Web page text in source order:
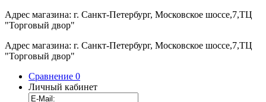
Адрес магазина: г. Санкт-Петербург, Московское шоссе,7,ТЦ
"Торговый двор"
Адрес магазина: г. Санкт-Петербург, Московское шоссе,7,ТЦ
"Торговый двор"
Сравнение 0
Личный кабинет